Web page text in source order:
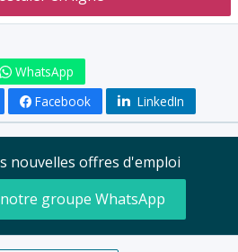
WhatsApp
Facebook LinkedIn
nouvelles offres d'emploi
groupe WhatsApp